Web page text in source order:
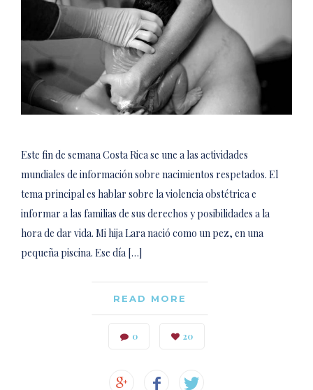
Este fin de semana Costa Rica se une a las actividades
mundiales de información sobre nacimientos respetados. El
tema principal es hablar sobre la violencia obstétrica e
informar a las familias de sus derechos y posibilidades a la
hora de dar vida. Mi hija Lara nació como un pez, en una
pequeña piscina. Ese día […]
READ MORE
0 20